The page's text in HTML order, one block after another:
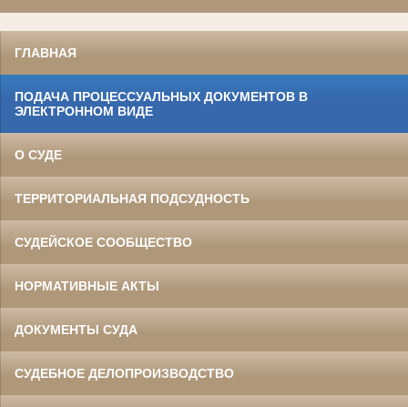
ГЛАВНАЯ
ПОДАЧА ПРОЦЕССУАЛЬНЫХ ДОКУМЕНТОВ В
ЭЛЕКТРОННОМ ВИДЕ
О СУДЕ
ТЕРРИТОРИАЛЬНАЯ ПОДСУДНОСТЬ
СУДЕЙСКОЕ СООБЩЕСТВО
НОРМАТИВНЫЕ АКТЫ
ДОКУМЕНТЫ СУДА
СУДЕБНОЕ ДЕЛОПРОИЗВОДСТВО